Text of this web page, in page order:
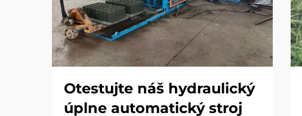
Otestujte náš hydraulický
úplne automatický stroj